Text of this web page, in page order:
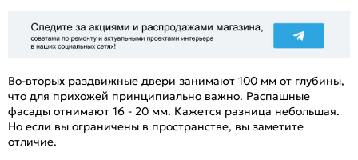
Во-вторых раздвижные двери занимают 100 мм от глубины,
что для прихожей принципиально важно. Распашные
фасады отнимают 16 - 20 мм. Кажется разница небольшая.
Но если вы ограничены в пространстве, вы заметите
отличие.